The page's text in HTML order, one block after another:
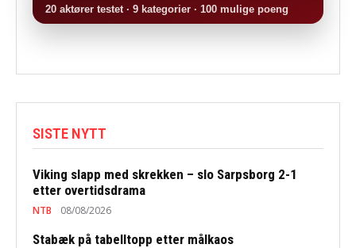
20 aktører testet · 9 kategorier · 100 mulige poeng
SISTE NYTT
Viking slapp med skrekken – slo Sarpsborg 2-1
etter overtidsdrama
NTB 08/08/2026
Stabæk på tabelltopp etter målkaos